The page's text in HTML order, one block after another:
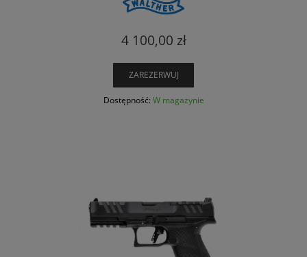
4 100,00 zł
ZAREZERWUJ
Dostępność: W magazynie